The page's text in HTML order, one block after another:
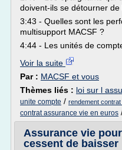
doivent-ils se détourner
3:43 - Quelles sont les
multisupport MACSF ?
4:44 - Les unités de
Voir la suite
Par : MACSF et vous
Thèmes liés : loi sur l
unite compte / rendement
contrat assurance vie en euros
Assurance vie
cessent de baisser